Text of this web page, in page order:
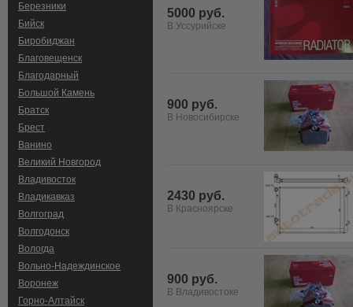
Березники
Бийск
Биробиджан
Благовещенск
Благодарный
Большой Камень
Братск
Брест
Ванино
Великий Новгород
Владивосток
Владикавказ
Волгоград
Волгодонск
Вологда
Вольно-Hадеждинское
Воронеж
Горно-Алтайск
5000 руб.
В Уссурийске
900 руб.
В Новосибирске
2430 руб.
В Красноярске
900 руб.
В Владивостоке